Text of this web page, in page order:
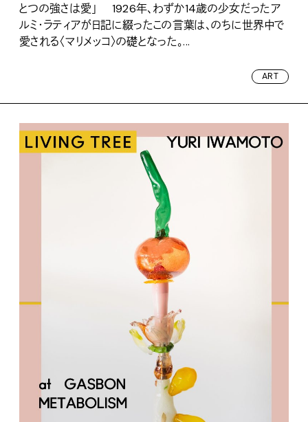
とつの強さは愛」 1926年、わずか14歳の少女だったア
ルミ・ラティアが日記に綴ったこの言葉は、のちに世界中で
愛される〈マリメッコ〉の礎となった。...
ART